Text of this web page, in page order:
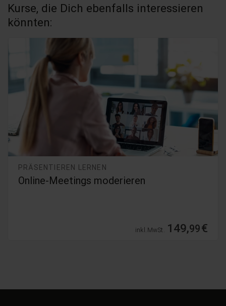
Kurse, die Dich ebenfalls interessieren
könnten:
PRÄSENTIEREN LERNEN
Online-Meetings moderieren
inkl. MwSt. 149,99€